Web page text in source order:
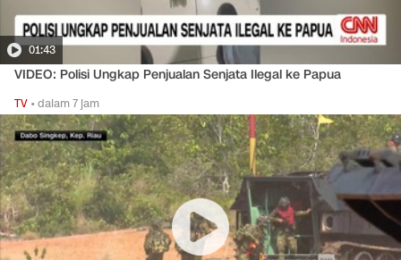
01:43
VIDEO: Polisi Ungkap Penjualan Senjata Ilegal ke Papua
TV •dalam 7 jam